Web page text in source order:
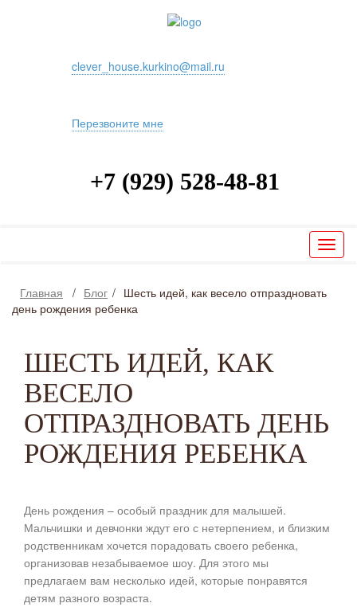
clever_house.kurkino@mail.ru
Перезвоните мне
+7 (929) 528-48-81
Главная
/ Блог / Шесть идей, как весело отпраздновать
день рождения ребенка
ШЕСТЬ ИДЕЙ, КАК
ВЕСЕЛО
ОТПРАЗДНОВАТЬ ДЕНЬ
РОЖДЕНИЯ РЕБЕНКА
День рождения – особый праздник для малышей.
Мальчишки и девчонки ждут его с нетерпением, и близким
родственникам хочется порадовать своего ребенка,
организовав незабываемое шоу. Для этого мы
предлагаем вам несколько идей, которые понравятся
детям разного возраста.